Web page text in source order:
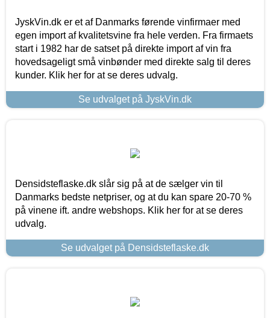
JyskVin.dk er et af Danmarks førende vinfirmaer med
egen import af kvalitetsvine fra hele verden. Fra firmaets
start i 1982 har de satset på direkte import af vin fra
hovedsageligt små vinbønder med direkte salg til deres
kunder. Klik her for at se deres udvalg.
Se udvalget på JyskVin.dk
Densidsteflaske.dk slår sig på at de sælger vin til
Danmarks bedste netpriser, og at du kan spare 20-70 %
på vinene ift. andre webshops. Klik her for at se deres
udvalg.
Se udvalget på Densidsteflaske.dk